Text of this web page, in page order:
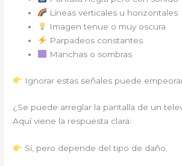
Líneas verticales u horizontales
Imagen tenue o muy oscura
Parpadeos constantes
Manchas o sombras
Ignorar estas señales puede
¿Se puede arreglar la pantalla de un
Aquí viene la respuesta clara:
Sí, pero depende del tipo de daño.